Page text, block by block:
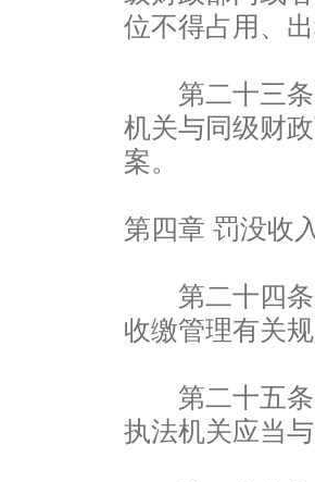
位不得占用、
第二十三条
机关与同级财
案。
第四章 罚没收
第二十四条
收缴管理有关
第二十五条
执法机关应当